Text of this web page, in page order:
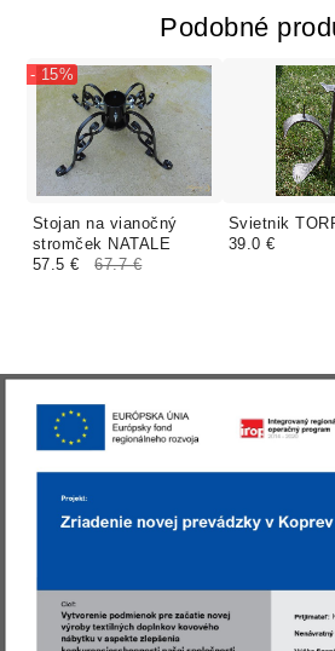
Podobné
Stojan na vianočný
stromček NATALE
- 15%
57.5 € 67.7 €
Svietnik
39.0 €